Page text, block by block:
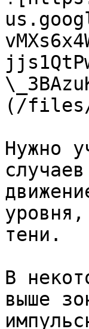
(/files/
Нужно
тени.
В
выше